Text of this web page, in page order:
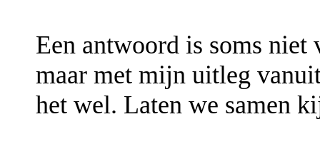
Een antwoord is soms
maar met mijn uitleg
het wel. Laten we samen